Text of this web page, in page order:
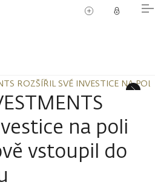
ROZŠÍŘIL SVÉ INVESTICE NA
ROZŠÍŘIL SVÉ INVESTICE NA
na poli
vstoupil do